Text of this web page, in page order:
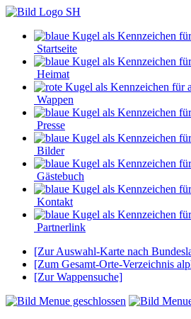
Startseite
Heimat
Wappen
Presse
Bilder
Gästebuch
Kontakt
Partnerlink
[Zur Auswahl-Karte nach
[Zum Gesamt-Orte-Verzeichnis
[Zur Wappensuche]